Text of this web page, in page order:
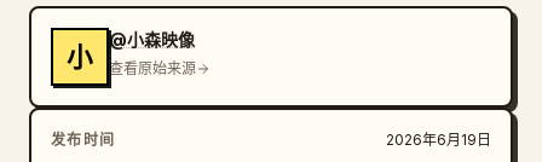
牙球迷。人群中挥舞着巨大的葡萄牙国旗。明亮的体育场泛
光灯。下方清晰可见绿色的足球场，微小的球员正在场上激
烈角逐。看台上层的视角，沉浸式的国际世界杯氛围。
摄影风格：
小
@小森映像
查看原始来源
发布时间 2026年6月19日